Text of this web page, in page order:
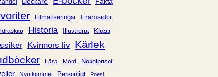
Filmatiseringar Framsidor
Historia Illustrerat Klass
Kvinnors liv Kärlek
Läsa Mord Nobelpriset
Nyutkommet Personligt Poesi